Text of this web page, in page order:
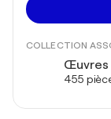
COLLECTION
Œuvres
455